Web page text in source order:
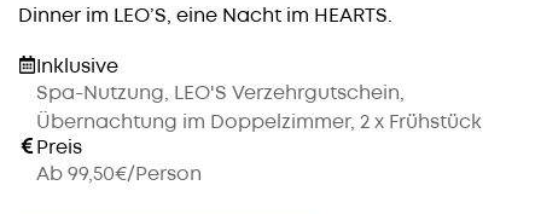
Dinner im LEO’S, eine Nacht im HEARTS.
Inklusive
Spa-Nutzung, LEO'S Verzehrgutschein,
Übernachtung im Doppelzimmer, 2 x Frühstück
Preis
Ab 99,50€/Person